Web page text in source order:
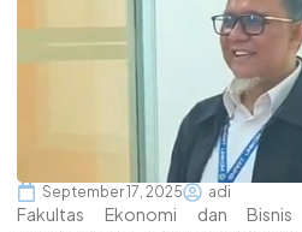
September 17, 2025 adi
Fakultas Ekonomi dan Bisnis